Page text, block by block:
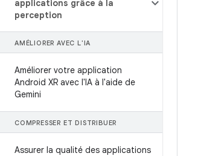
applications grâce à la
perception
AMÉLIORER AVEC L'IA
Améliorer votre application
Android XR avec l'IA à l'aide de
Gemini
COMPRESSER ET DISTRIBUER
Assurer la qualité des applications